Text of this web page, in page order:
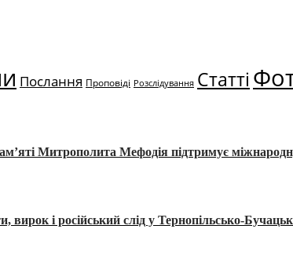
Послання Проповіді Розслідування Статті
Митрополита Мефодія підтримує
і російський слід у Тернопільсько-